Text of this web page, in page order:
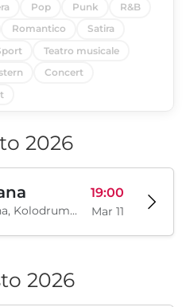
Pop Punk
R&B
Romantico
Satira
Teatro musicale
Concert
2026
Vidas Art Arena, Kolodrum, Borisova gradina, Sofia, BG
19:00
Mar 11
2026